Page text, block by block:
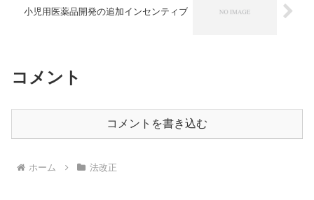
小児用医薬品開発の追加インセンティブ
コメント
コメントを書き込む
ホーム 法改正